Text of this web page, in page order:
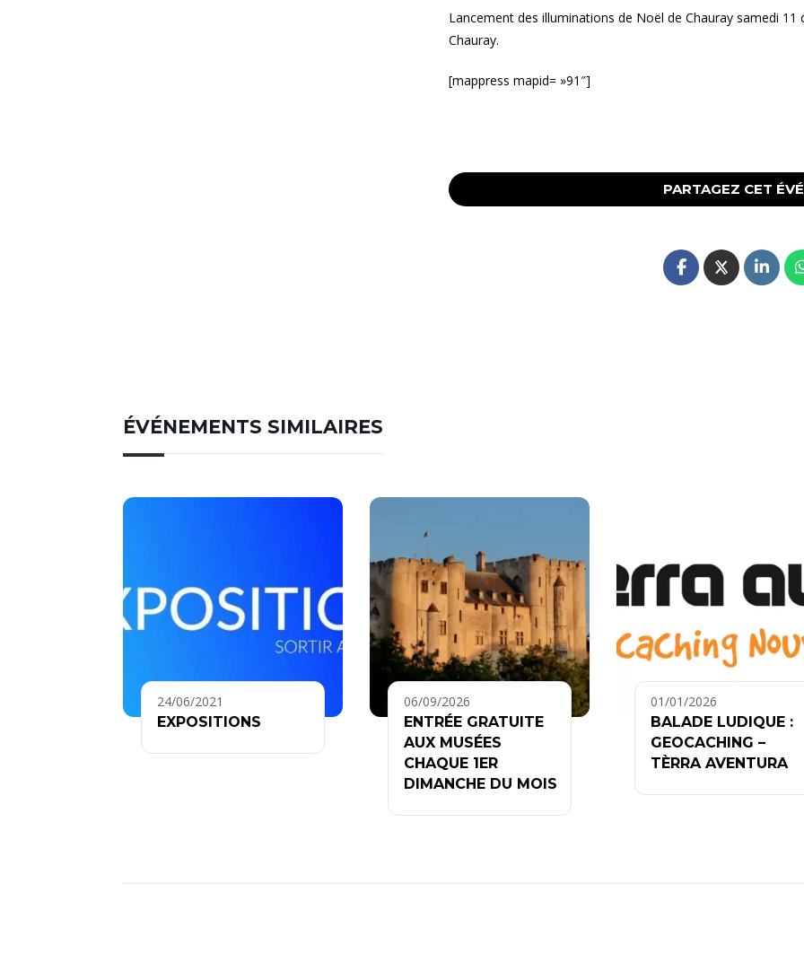
Lancement des illuminations de Noël de Chauray samedi
Chauray.
[mappress mapid= »91″]
PARTAGEZ CET
ÉVÉNEMENTS SIMILAIRES
24/06/2021
EXPOSITIONS
06/09/2026
ENTRÉE GRATUITE
AUX MUSÉES
CHAQUE 1ER
DIMANCHE DU MOIS
01/01/2026
BALADE LUDIQUE :
GEOCACHING –
TÈRRA AVENTURA